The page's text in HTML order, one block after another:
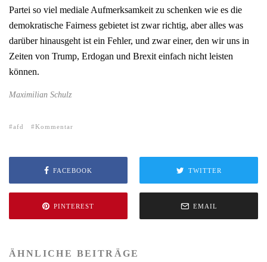
Partei so viel mediale Aufmerksamkeit zu schenken wie es die
demokratische Fairness gebietet ist zwar richtig, aber alles was
darüber hinausgeht ist ein Fehler, und zwar einer, den wir uns in
Zeiten von Trump, Erdogan und Brexit einfach nicht leisten
können.
Maximilian Schulz
afd Kommentar
FACEBOOK TWITTER
PINTEREST EMAIL
ÄHNLICHE BEITRÄGE